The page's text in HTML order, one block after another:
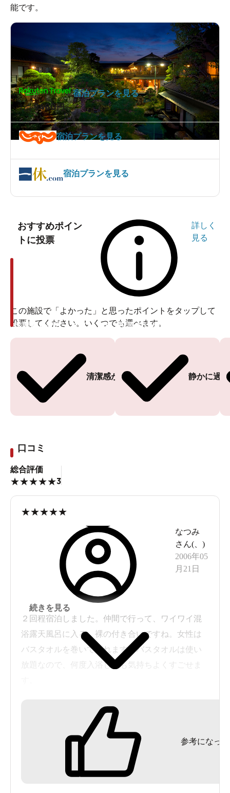
能です。
1泊9460円～
宿泊プランを見る
宿泊プランを見る
宿泊プランを見る
おすすめポイン
トに投票
詳しく
見る
この施設で「よかった」と思ったポイントをタップして
投票してください。いくつでも選べます。
清潔感がある
投票ありがとうございます
静かに過
投票ありがとうございます
口コミ
総合評価
★★★★★3
★★★★★
なつみ
さん(
)
2006年05
月21日
２回程宿泊しました。仲間で行って、ワイワイ混
浴露天風呂に入る。裸の付き合いですね。女性は
バスタオルを巻いて入れます。バスタオルは使い
放題なので、何度入浴しても気持ちよくすごせま
部屋の窓からは見事な庭と池があり、錦鯉が触れ
るところまでやって来てくれます。フロントで鯉
のエサを購入できますが、２回目に行ったとき
お料理は普通でした。また仲間と行きたいです
続きを見る
参考になった